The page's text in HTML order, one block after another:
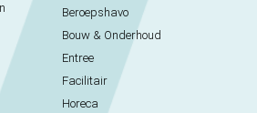
Beroepshavo
Bouw & Onderhoud
Entree
Facilitair
Horeca